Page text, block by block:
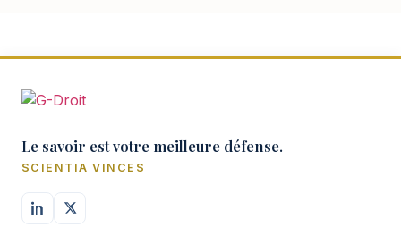
Le savoir est votre meilleure défense.
SCIENTIA VINCES